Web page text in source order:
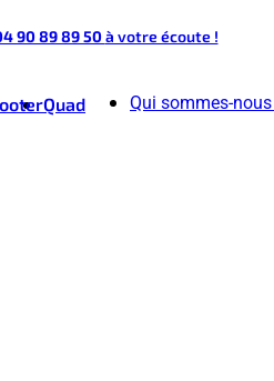
90 89 89 50à votre écoute !
Quad Qui sommes-nous